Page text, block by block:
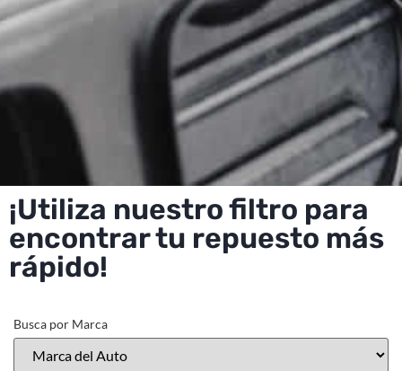
¡Utiliza nuestro filtro para
encontrar tu repuesto más
rápido!
Busca por Marca